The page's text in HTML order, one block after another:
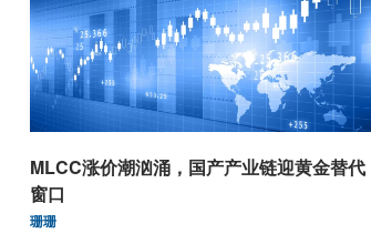
MLCC涨价潮汹涌，国产产业链迎黄金替代
窗口
珊珊